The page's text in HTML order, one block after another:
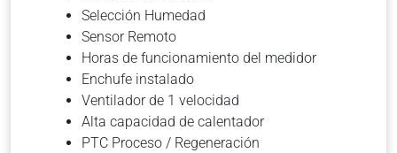
Selección Humedad
Sensor Remoto
Horas de funcionamiento del medidor
Enchufe instalado
Ventilador de 1 velocidad
Alta capacidad de calentador
PTC Proceso / Regeneración